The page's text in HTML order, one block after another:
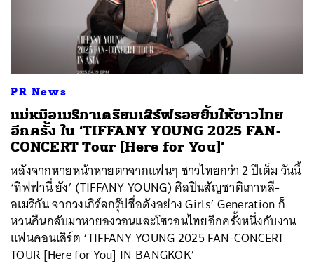
PR News
แม่หมีอเมริกาเตรียมเสิร์ฟรอยยิ้มให้ชาวไทย
อีกครั้ง ใน ‘TIFFANY YOUNG 2025 FAN-
CONCERT Tour [Here for You]’
หลังจากหายหน้าหายตาจากแฟนๆ ชาวไทยกว่า 2 ปีเต็ม วันนี้
‘ทิฟฟานี่ ยัง’ (TIFFANY YOUNG) ศิลปินสัญชาติเกาหลี-
อเมริกัน จากวงเกิร์ลกรุ๊ปชื่อดังอย่าง Girls’ Generation ก็
หวนคืนกลับมาหายองวอนและโซวอนไทยอีกครั้งหนึ่งกับงาน
แฟนคอนเสิร์ต ‘TIFFANY YOUNG 2025 FAN-CONCERT
TOUR [Here for You] IN BANGKOK’